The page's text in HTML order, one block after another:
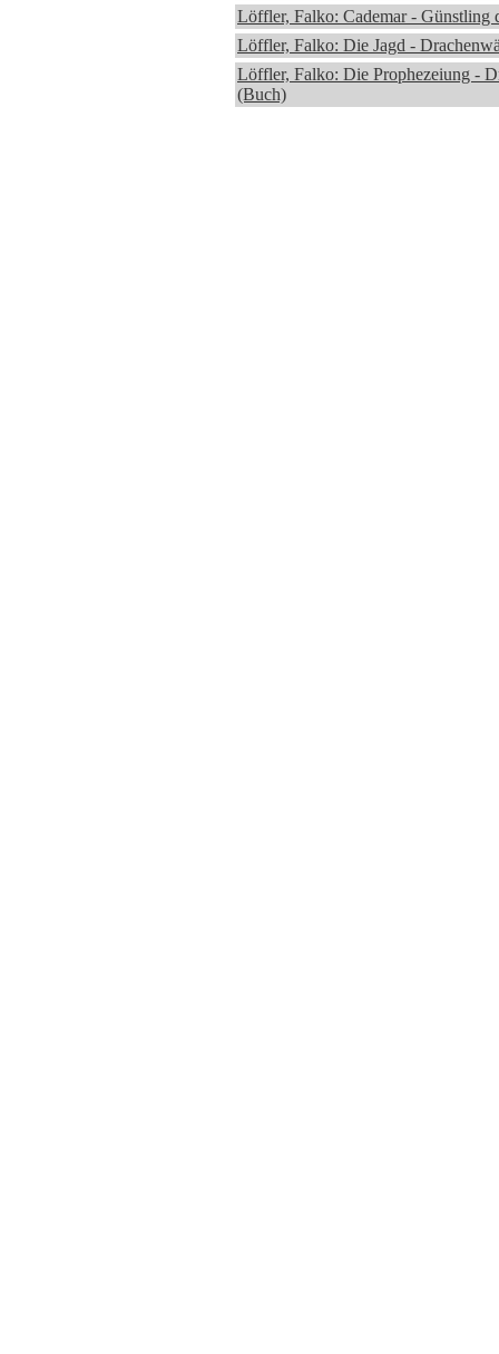
Löffler, Falko: Cademar - Günstling
Löffler, Falko: Die Jagd -
Löffler, Falko: Die Prophezeiung -
(Buch)